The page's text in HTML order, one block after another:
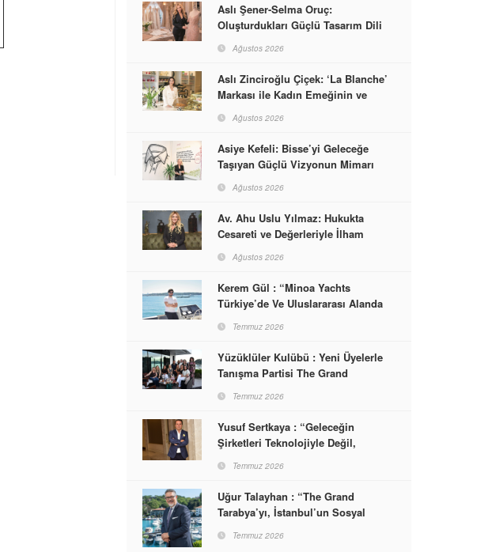
Aslı Şener-Selma Oruç:
Oluşturdukları Güçlü Tasarım Dili
Dünyasına İmzalarını Attılar
Ağustos 2026
Aslı Zinciroğlu Çiçek: ‘La Blanche’
Markası ile Kadın Emeğinin ve
Başarabileceğinin En Güzel
Örneğini Sunuyor
Ağustos 2026
Asiye Kefeli: Bisse’yi Geleceğe
Taşıyan Güçlü Vizyonun Mimarı
Ağustos 2026
Av. Ahu Uslu Yılmaz: Hukukta
Cesareti ve Değerleriyle İlham
Ağustos 2026
Kerem Gül : “Minoa Yachts
Türkiye’de Ve Uluslararası Alanda
Markası Olacak”
Temmuz 2026
Yüzüklüler Kulübü : Yeni Üyelerle
Tanışma Partisi The Grand
Temmuz 2026
Yusuf Sertkaya : “Geleceğin
Şirketleri Teknolojiyle Değil,
Temmuz 2026
Uğur Talayhan : “The Grand
Tarabya’yı, İstanbul’un Sosyal
Destinasyon Haline Getirmeyi
Temmuz 2026